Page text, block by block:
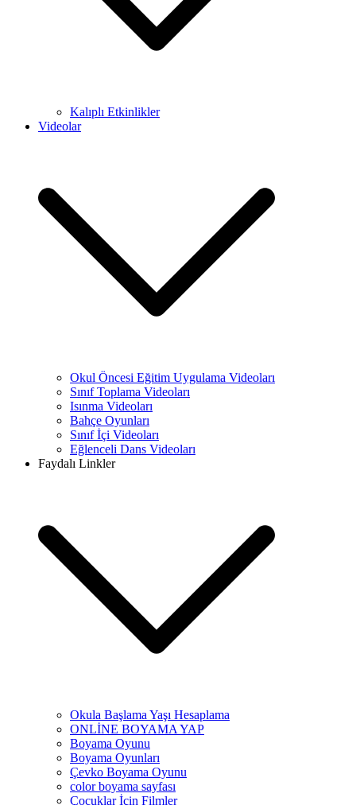
Kalıplı Etkinlikler
Videolar
Okul Öncesi Eğitim Uygulama Videoları
Sınıf Toplama Videoları
Isınma Videoları
Bahçe Oyunları
Sınıf İçi Videoları
Eğlenceli Dans Videoları
Faydalı Linkler
Okula Başlama Yaşı Hesaplama
ONLİNE BOYAMA YAP
Boyama Oyunu
Boyama Oyunları
Çevko Boyama Oyunu
color boyama sayfası
Çocuklar İçin Filmler